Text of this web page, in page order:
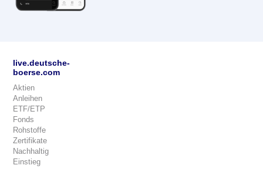
live.deutsche-
boerse.com
Aktien
Anleihen
ETF/ETP
Fonds
Rohstoffe
Zertifikate
Nachhaltig
Einstieg